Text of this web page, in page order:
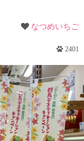
なつめいちご
2401